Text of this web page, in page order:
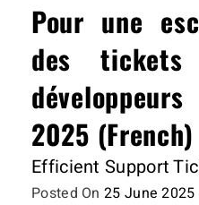
Pour une
des
2025 (French)
Efficient Support
Posted On25 June 2025